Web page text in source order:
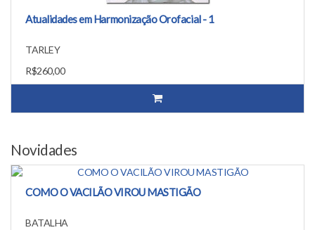
Atualidades em Harmonização Orofacial - 1
TARLEY
R$260,00
Novidades
COMO O VACILÃO VIROU MASTIGÃO
BATALHA